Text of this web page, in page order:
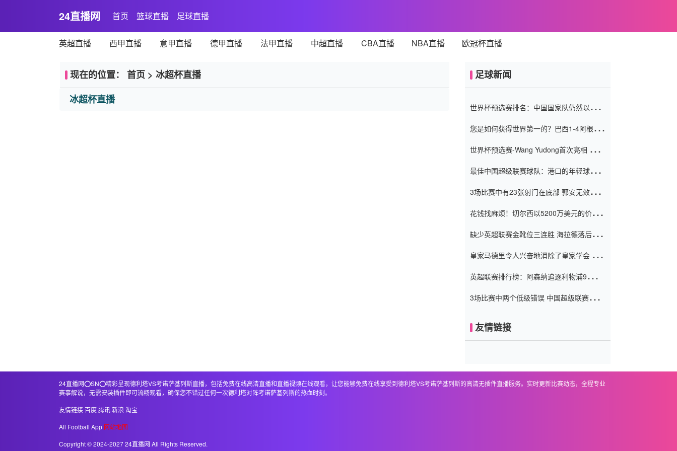
24直播网 首页 篮球直播 足球直播
英超直播 西甲直播 意甲直播 德甲直播 法甲直播 中超直播 CBA直播 NBA直播 欧冠杯直播
现在的位置： 首页 > 冰超杯直播
冰超杯直播
足球新闻
世界杯预选赛排名：中国国家队仍然以6分
您是如何获得世界第一的？巴西1-4阿根
世界杯预选赛-Wang Yudong首次亮相 中国
最佳中国超级联赛球队：港口的年轻球员在
（Taishan）
3场比赛中有23张射门在底部 郭安无效传球
花钱找麻烦！切尔西以5200万美元的价格
窗口
缺少英超联赛金靴位三连胜 海拉德落后6球
皇家马德里令人兴奋地消除了皇家学会 安
英超联赛排行榜：阿森纳追逐利物浦9分 曼
3场比赛中两个低级错误 中国超级联赛的前
友情链接
24直播网⭕️SN⭕️精彩呈现德利塔VS考诺萨基列斯直播，包括免费在线高清直播和直播视频在线观看，让您能够免费在线享受到德利塔VS考诺萨基列斯的高清无插件直播服务。实时更新比赛动态，全程专业
赛事解说，无需安装插件即可流畅观看，确保您不错过任何一次德利塔对阵考诺萨基列斯的热血时刻。
友情链接百度腾讯新浪 淘宝
All Football App 网站地图
Copyright © 2024-2027 24直播网 All Rights Reserved.